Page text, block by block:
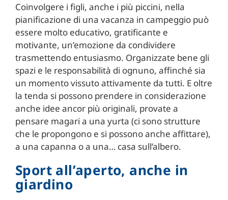
Coinvolgere i figli, anche i più piccini, nella
pianificazione di una vacanza in campeggio può
essere molto educativo, gratificante e
motivante, un’emozione da condividere
trasmettendo entusiasmo. Organizzate bene gli
spazi e le responsabilità di ognuno, affinché sia
un momento vissuto attivamente da tutti. E oltre
la tenda si possono prendere in considerazione
anche idee ancor più originali, provate a
pensare magari a una yurta (ci sono strutture
che le propongono e si possono anche affittare),
a una capanna o a una… casa sull’albero.
Sport all’aperto, anche in
giardino